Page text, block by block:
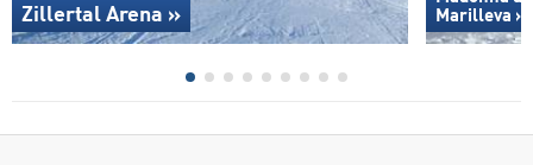
Zillertal Arena »
Marilleva »